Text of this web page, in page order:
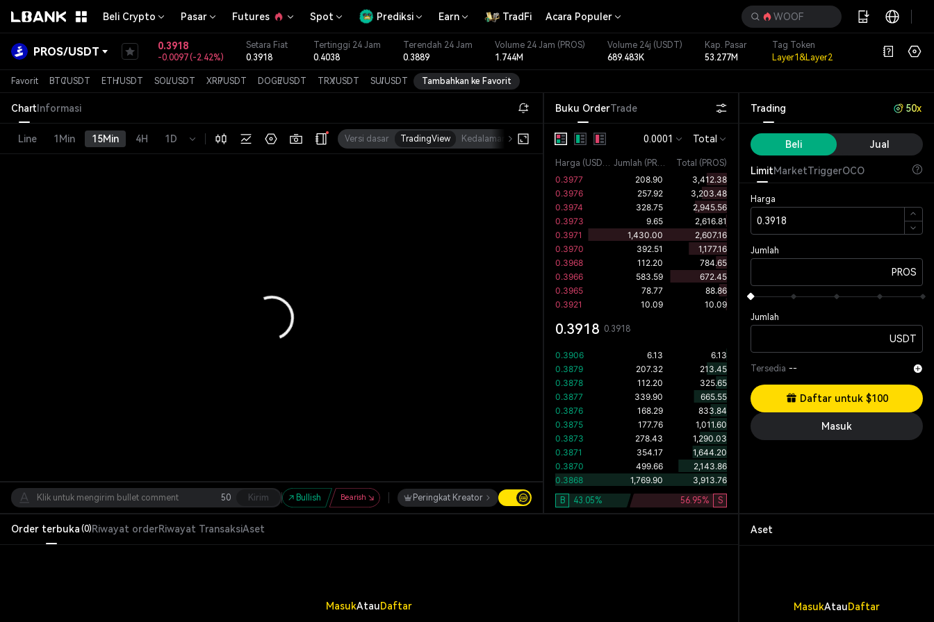
Beli Crypto Pasar Futures Spot Prediksi Earn TradFi Acara Populer WOOF
PROS/USDT 0.3918
-0.0097(-2.42%)
Setara Fiat
0.3918
Tertinggi 24 Jam
0.4038
Terendah 24 Jam
0.3889
Volume 24 Jam (PROS)
1.744M
Volume 24j (USDT)
689.483K
Kap. Pasar
53.277M
Tag Token
Layer1&Layer2
Favorit BTC/USDT ETH/USDT SOL/USDT XRP/USDT DOGE/USDT TRX/USDT SUI/USDT Tambahkan ke Favorit
ChartInformasi
Line 1Min 15Min 4H 1D Versi dasar TradingView Kedalaman Kap. Pasar
50 Kirim Bullish Bearish Peringkat Kreator
Buku OrderTrade
0.0001 Total
Harga (USDT ) Jumlah ( PROS Total (PROS)
0.3918 0.3918
B 43.05% 56.95% S
Order terbuka (0) Riwayat orderRiwayat TransaksiAset
MasukAtauDaftar
Trading 50x
Beli Jual
LimitMarketTriggerOCO
Harga
Jumlah
PROS
Jumlah
USDT
Tersedia --
Masuk
Daftar untuk $100
Aset
MasukAtauDaftar